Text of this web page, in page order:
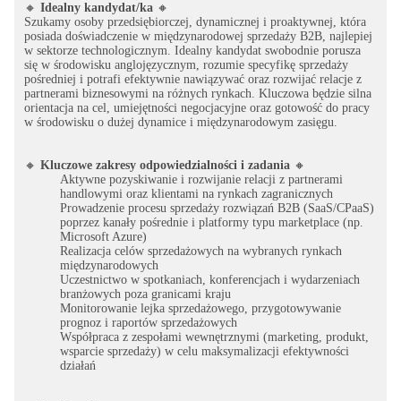
🔸Idealny kandydat/ka 🔸
Szukamy osoby przedsiębiorczej, dynamicznej i proaktywnej, która
posiada doświadczenie w międzynarodowej sprzedaży B2B, najlepiej
w sektorze technologicznym. Idealny kandydat swobodnie porusza
się w środowisku anglojęzycznym, rozumie specyfikę sprzedaży
pośredniej i potrafi efektywnie nawiązywać oraz rozwijać relacje z
partnerami biznesowymi na różnych rynkach. Kluczowa będzie silna
orientacja na cel, umiejętności negocjacyjne oraz gotowość do pracy
w środowisku o dużej dynamice i międzynarodowym zasięgu.
🔸Kluczowe zakresy odpowiedzialności i zadania 🔸
Aktywne pozyskiwanie i rozwijanie relacji z partnerami
handlowymi oraz klientami na rynkach zagranicznych
Prowadzenie procesu sprzedaży rozwiązań B2B (SaaS/CPaaS)
poprzez kanały pośrednie i platformy typu marketplace (np.
Microsoft Azure)
Realizacja celów sprzedażowych na wybranych rynkach
międzynarodowych
Uczestnictwo w spotkaniach, konferencjach i wydarzeniach
branżowych poza granicami kraju
Monitorowanie lejka sprzedażowego, przygotowywanie
prognoz i raportów sprzedażowych
Współpraca z zespołami wewnętrznymi (marketing, produkt,
wsparcie sprzedaży) w celu maksymalizacji efektywności
działań